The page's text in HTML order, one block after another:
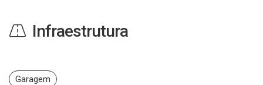
Infraestrutura
Garagem